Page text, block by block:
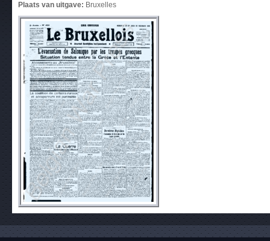
Plaats van uitgave: Bruxelles